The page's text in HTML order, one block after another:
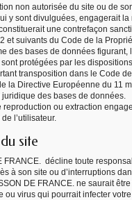
non autorisée du site ou de
y sont divulguées, engagerait la
une contrefaçon
et suivants du Code de la
des bases de données figurant,
sont protégées par les
transposition dans le Code
la Directive Européenne du 11
des bases de données.
reproduction ou extraction
l’utilisateur.
site
FRANCE. décline toute
à son site ou d’interruptions
DE FRANCE. ne saurait
ou virus qui pourrait infecter